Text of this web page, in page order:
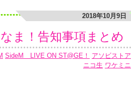
2018年10月9日
ま！告知事項まとめ
SideM LIVE ON ST@GE！
アソビストア
ニコ生 ワケミニ